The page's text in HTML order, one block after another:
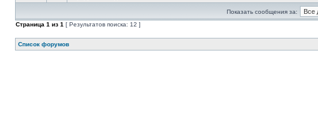
Показать сообщения за:
Страница 1 из 1 [ Результатов поиска: 12 ]
Список форумов